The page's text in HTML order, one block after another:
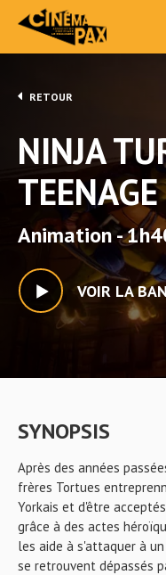
RETOUR
NINJA
Animation -
VOIR LA
SYNOPSIS
Après des années
frères Tortues
Yorkais et d'être
grâce à des actes
les aide à s'attaquer à
se retrouvent dépassés